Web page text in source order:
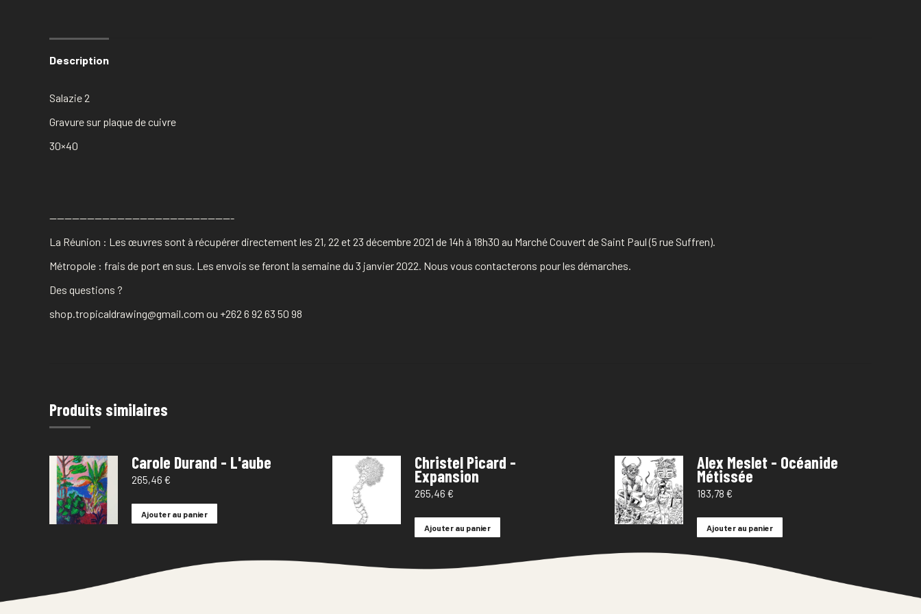
Description
Salazie 2
Gravure sur plaque de cuivre
30×40
————————————————————————-
La Réunion : Les œuvres sont à récupérer directement les 21, 22 et 23 décembre 2021 de 14h à 18h30 au Marché Couvert de Saint Paul (5 rue Suffren).
Métropole : frais de port en sus. Les envois se feront la semaine du 3 janvier 2022. Nous vous contacterons pour les démarches.
Des questions ?
shop.tropicaldrawing@gmail.com ou +262 6 92 63 50 98
Produits similaires
Carole Durand - L'aube
265,46 €
Ajouter au panier
Christel Picard -
Expansion
265,46 €
Ajouter au panier
Alex Meslet - Océanide
Métissée
183,78 €
Ajouter au panier